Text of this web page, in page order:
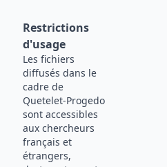
Restrictions
d'usage
Les fichiers
diffusés dans le
cadre de
Quetelet-Progedo
sont accessibles
aux chercheurs
français et
étrangers,